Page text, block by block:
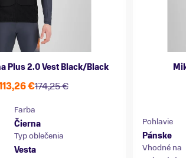
Plus 2.0 Vest Black/Black
174,25 €
€
Farba
Čierna
Typ oblečenia
Vesta
Pohlavie
Pánske
Vhodné na